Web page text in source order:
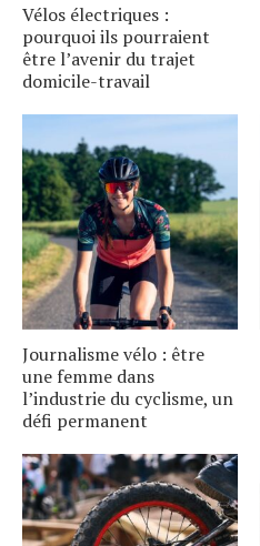
Vélos électriques :
pourquoi ils pourraient
être l’avenir du trajet
domicile-travail
Journalisme vélo : être
une femme dans
l’industrie du cyclisme, un
défi permanent